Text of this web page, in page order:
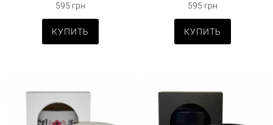
595 грн
КУПИТЬ
595 грн
КУПИТЬ